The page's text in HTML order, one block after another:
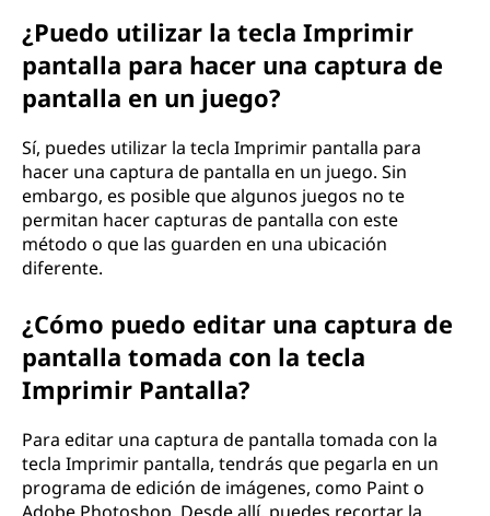
¿Puedo utilizar la tecla Imprimir
pantalla para hacer una captura de
pantalla en un juego?
Sí, puedes utilizar la tecla Imprimir pantalla para
hacer una captura de pantalla en un juego. Sin
embargo, es posible que algunos juegos no te
permitan hacer capturas de pantalla con este
método o que las guarden en una ubicación
diferente.
¿Cómo puedo editar una captura de
pantalla tomada con la tecla
Imprimir Pantalla?
Para editar una captura de pantalla tomada con la
tecla Imprimir pantalla, tendrás que pegarla en un
programa de edición de imágenes, como Paint o